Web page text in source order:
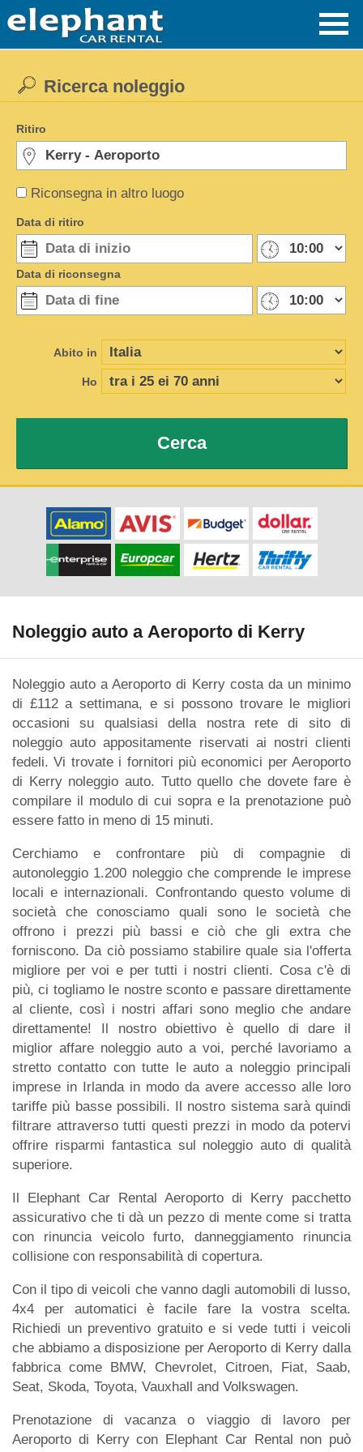
Riconsegna in altro luogo
Ricerca noleggio
Ritiro
Data di ritiro
Data di riconsegna
Abito in
Ho
Cerca
Noleggio auto a Aeroporto di Kerry
Noleggio auto a Aeroporto di Kerry costa da un minimo
di £112 a settimana, e si possono trovare le migliori
occasioni su qualsiasi della nostra rete di sito di
noleggio auto appositamente riservati ai nostri clienti
fedeli. Vi trovate i fornitori più economici per Aeroporto
di Kerry noleggio auto. Tutto quello che dovete fare è
compilare il modulo di cui sopra e la prenotazione può
essere fatto in meno di 15 minuti.
Cerchiamo e confrontare più di compagnie di
autonoleggio 1.200 noleggio che comprende le imprese
locali e internazionali. Confrontando questo volume di
società che conosciamo quali sono le società che
offrono i prezzi più bassi e ciò che gli extra che
forniscono. Da ciò possiamo stabilire quale sia l'offerta
migliore per voi e per tutti i nostri clienti. Cosa c'è di
più, ci togliamo le nostre sconto e passare direttamente
al cliente, così i nostri affari sono meglio che andare
direttamente! Il nostro obiettivo è quello di dare il
miglior affare noleggio auto a voi, perché lavoriamo a
stretto contatto con tutte le auto a noleggio principali
imprese in Irlanda in modo da avere accesso alle loro
tariffe più basse possibili. Il nostro sistema sarà quindi
filtrare attraverso tutti questi prezzi in modo da potervi
offrire risparmi fantastica sul noleggio auto di qualità
superiore.
Il Elephant Car Rental Aeroporto di Kerry pacchetto
assicurativo che ti dà un pezzo di mente come si tratta
con rinuncia veicolo furto, danneggiamento rinuncia
collisione con responsabilità di copertura.
Con il tipo di veicoli che vanno dagli automobili di lusso,
4x4 per automatici è facile fare la vostra scelta.
Richiedi un preventivo gratuito e si vede tutti i veicoli
che abbiamo a disposizione per Aeroporto di Kerry dalla
fabbrica come BMW, Chevrolet, Citroen, Fiat, Saab,
Seat, Skoda, Toyota, Vauxhall and Volkswagen.
Prenotazione di vacanza o viaggio di lavoro per
Aeroporto di Kerry con Elephant Car Rental non può